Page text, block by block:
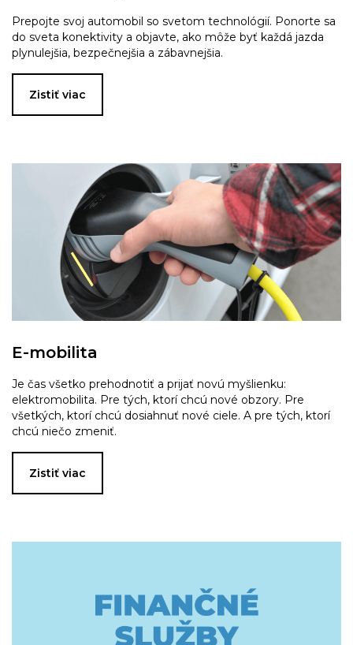
Prepojte svoj automobil so svetom technológií. Ponorte sa
do sveta konektivity a objavte, ako môže byť každá jazda
plynulejšia, bezpečnejšia a zábavnejšia.
Zistiť viac
E-mobilita
Je čas všetko prehodnotiť a prijať novú myšlienku:
elektromobilita. Pre tých, ktorí chcú nové obzory. Pre
všetkých, ktorí chcú dosiahnuť nové ciele. A pre tých, ktorí
chcú niečo zmeniť.
Zistiť viac